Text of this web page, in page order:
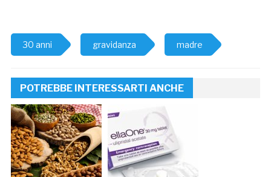
30 anni gravidanza madre
POTREBBE INTERESSARTI ANCHE